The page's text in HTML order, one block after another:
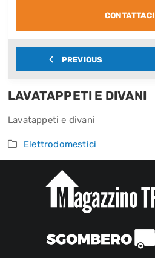
CONTATTACI
PREVIOUS
LAVATAPPETI E DIVANI
Lavatappeti e divani
Elettrodomestici